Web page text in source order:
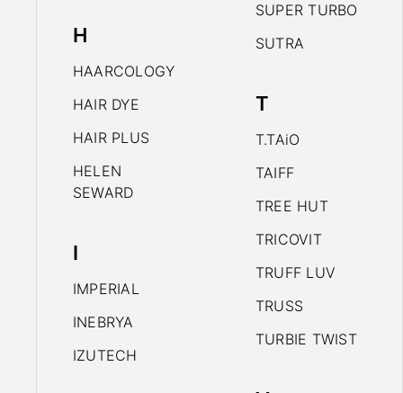
H
HAARCOLOGY
HAIR DYE
HAIR PLUS
HELEN
SEWARD
I
IMPERIAL
INEBRYA
IZUTECH
SUPER TURBO
SUTRA
T
T.TAiO
TAIFF
TREE HUT
TRICOVIT
TRUFF LUV
TRUSS
TURBIE TWIST